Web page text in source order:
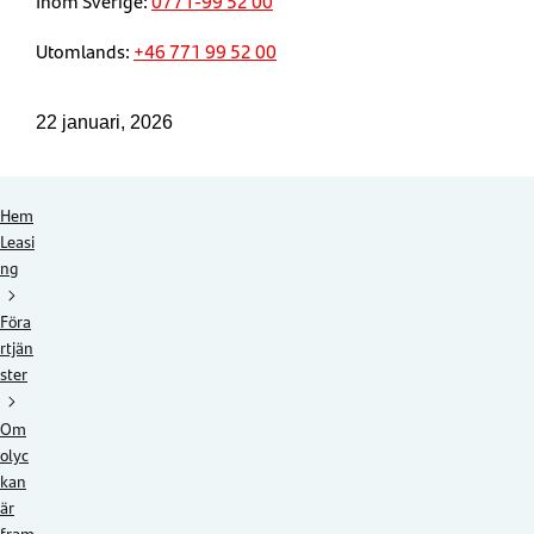
Utomlands: +46 771 99 52 00
22 januari, 2026
Hem
Leasi
ng
Föra
rtjän
ster
Om
olyc
kan
är